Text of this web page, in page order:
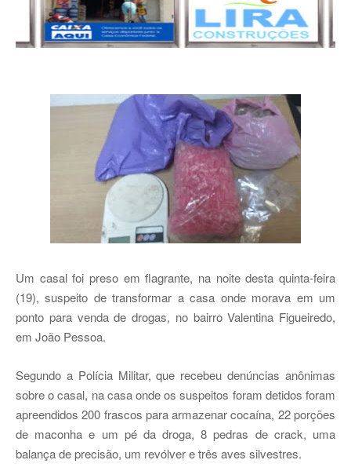
Um casal foi preso em flagrante, na noite desta quinta-feira
(19), suspeito de transformar a casa onde morava em um
ponto para venda de drogas, no bairro Valentina Figueiredo,
em João Pessoa.
Segundo a Polícia Militar, que recebeu denúncias anônimas
sobre o casal, na casa onde os suspeitos foram detidos foram
apreendidos 200 frascos para armazenar cocaína, 22 porções
de maconha e um pé da droga, 8 pedras de crack, uma
balança de precisão, um revólver e três aves silvestres.